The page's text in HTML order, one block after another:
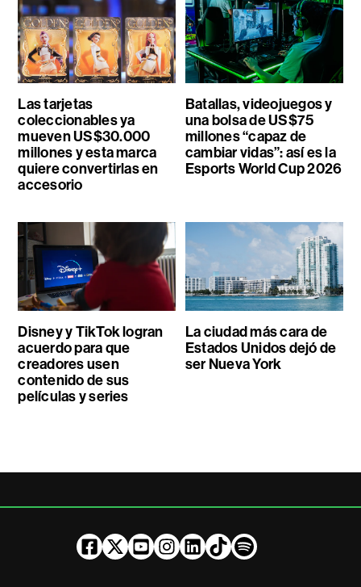
Las tarjetas
coleccionables ya
mueven US$30.000
millones y esta marca
quiere convertirlas en
accesorio
Batallas, videojuegos y
una bolsa de US$75
millones “capaz de
cambiar vidas”: así es la
Esports World Cup 2026
Disney y TikTok logran
acuerdo para que
creadores usen
contenido de sus
películas y series
La ciudad más cara de
Estados Unidos dejó de
ser Nueva York